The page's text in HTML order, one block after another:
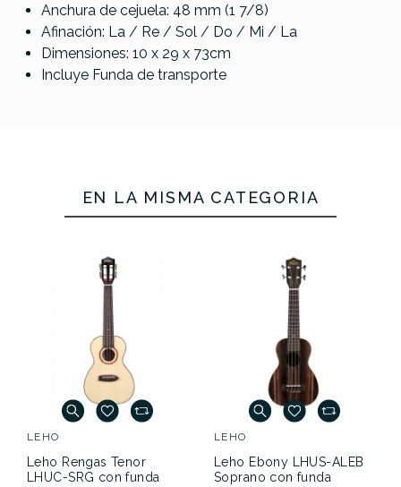
Anchura de cejuela: 48 mm (1 7/8)
Afinación: La / Re / Sol / Do / Mi / La
Dimensiones: 10 x 29 x 73cm
Incluye Funda de transporte
No hay características para comparar
EN LA MISMA CATEGORÍA
LEHO
Leho Rengas Tenor
LHUC-SRG con funda
LEHO
Leho Ebony LHUS-ALEB
Soprano con funda